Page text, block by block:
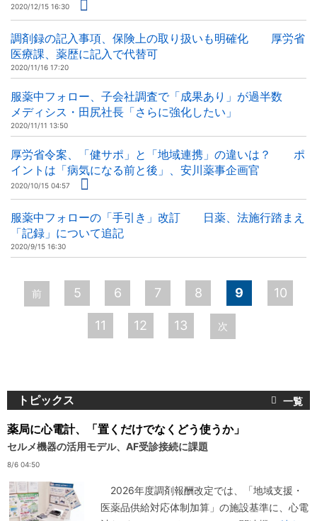
2020/12/15 16:30
調剤録の記入事項、保険上の取り扱いも明確化 厚労省
医療課、薬歴に記入で代替可
2020/11/16 17:20
服薬中フォロー、子会社調査で「成果あり」が過半数
メディシス・田尻社長「さらに強化したい」
2020/11/11 13:50
厚労省令案、「健サポ」と「地域連携」の違いは？ ポ
イントは「病気になる前と後」、安川薬事企画官
2020/10/15 04:57
服薬中フォローの「手引き」改訂 日薬、法施行踏まえ
「記録」について追記
2020/9/15 16:30
ペ
ー
前 5 6 7 8 9 10
11 12 13 次
トピックス
薬局に心電計、「置くだけでなくどう使うか」
セルメ機器の活用モデル、AF受診接続に課題
8/6 04:50
2026年度調剤報酬改定では、「地域支援・
医薬品供給対応体制加算」の施設基準に、心電